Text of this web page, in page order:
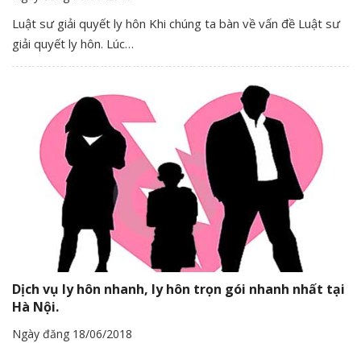
Luật sư giải quyết ly hôn Khi chúng ta bàn về vấn đề Luật sư
giải quyết ly hôn. Lúc…
Dịch vụ ly hôn nhanh, ly hôn trọn gói nhanh nhất tại
Hà Nội.
Ngày đăng 18/06/2018